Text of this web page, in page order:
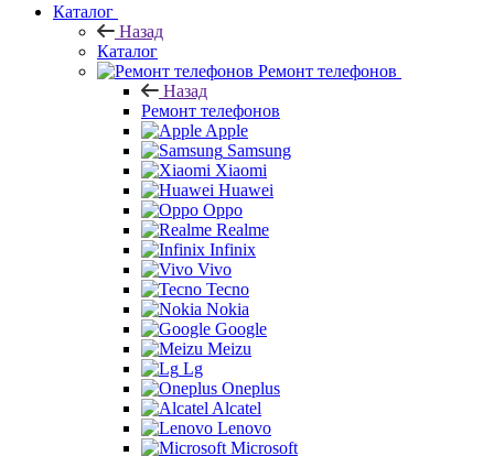
Каталог
Назад
Каталог
Ремонт телефонов
Назад
Ремонт телефонов
Apple
Samsung
Xiaomi
Huawei
Oppo
Realme
Infinix
Vivo
Tecno
Nokia
Google
Meizu
Lg
Oneplus
Alcatel
Lenovo
Microsoft